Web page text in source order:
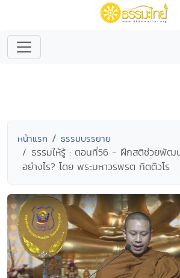
หน้าแรก ธรรมบรรยาย
ธรรมให้รู้ : ตอนที่56 - ฝึกสติช่วยพัฒ
อย่างไร? โดย พระมหาวรพรต กิตติวโร